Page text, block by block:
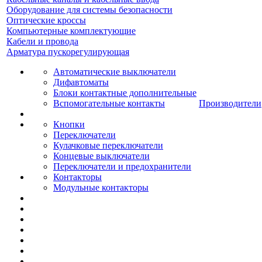
Оборудование для системы безопасности
Оптические кроссы
Компьютерные комплектующие
Кабели и провода
Арматура пускорегулирующая
Автоматические выключатели
Дифавтоматы
Блоки контактные дополнительные
Вспомогательные контакты
Кнопки
Переключатели
Кулачковые переключатели
Концевые выключатели
Переключатели и предохранители
Контакторы
Модульные контакторы
Производители